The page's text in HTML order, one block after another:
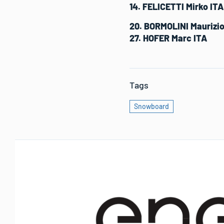
14. FELICETTI Mirko ITA
20. BORMOLINI
27. HOFER Marc ITA
Tags
Snowboard